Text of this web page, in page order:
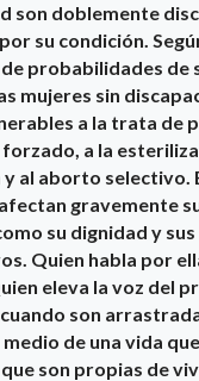
son doblemente
su condición.
de probabilidades
mujeres sin
a la trata de
a la
al aborto selectivo.
gravemente
su dignidad y
Quien habla por
eleva la voz del
son
de una vida
son propias de